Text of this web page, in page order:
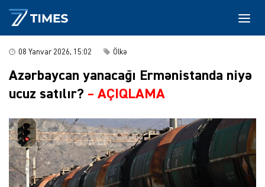
08 Yanvar 2026, 15:02 Ölkə
Azərbaycan yanacağı Ermənistanda niyə
ucuz satılır? – AÇIQLAMA